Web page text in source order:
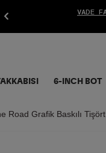
VADE
6-INCH BOT
Road Grafik Baskılı Tişört